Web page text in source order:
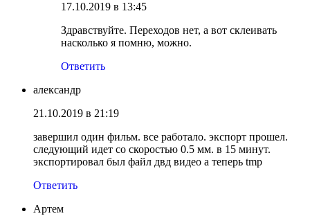
17.10.2019 в 13:45
Здравствуйте. Переходов нет, а вот склеивать
насколько я помню, можно.
Ответить
александр
21.10.2019 в 21:19
завершил один фильм. все работало. экспорт прошел.
следующий идет со скоростью 0.5 мм. в 15 минут.
экспортировал был файл двд видео а теперь tmp
Ответить
Артем